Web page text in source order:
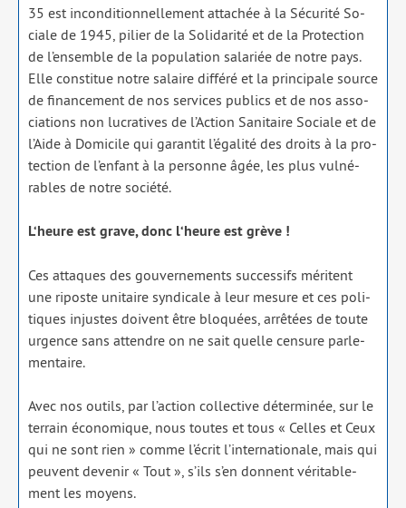
35 est incon­di­tion­nel­le­ment atta­chée à la Sécurité So­
ciale de 1945, pilier de la Solidarité et de la Protection
de l’ensemble de la popu­la­tion sala­riée de notre pays.
Elle consti­tue notre salaire dif­fé­ré et la prin­ci­pale source
de finan­ce­ment de nos ser­vices publics et de nos asso­
cia­tions non lucra­tives de l’Action Sanitaire Sociale et de
l’Aide à Domicile qui garan­tit l’égalité des droits à la pro­
tec­tion de l’enfant à la per­sonne âgée, les plus vul­né­
rables de notre socié­té.
L‘heure est grave, donc l‘heure est grève !
Ces attaques des gou­ver­ne­ments suc­ces­sifs méritent
une riposte uni­taire syn­di­cale à leur mesure et ces poli­
tiques injustes doivent être blo­quées, arrê­tées de toute
urgence sans attendre on ne sait quelle cen­sure par­le­
men­taire.
Avec nos outils, par l’action col­lec­tive déter­mi­née, sur le
ter­rain éco­no­mique, nous toutes et tous « Celles et Ceux
qui ne sont rien » comme l’écrit l’internationale, mais qui
peuvent deve­nir « Tout », s’ils s’en donnent véritable­
ment les moyens.